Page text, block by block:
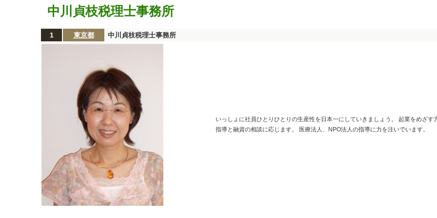
中川貞枝税理士事務所
1 東京都 中川貞枝税理士事務所
いっしょに社員ひとりひとりの生産性を日本一にしていきましょう。 起業をめざす
指導と融資の相談に応じます。 医療法人、NPO法人の指導に力を注いでいます。